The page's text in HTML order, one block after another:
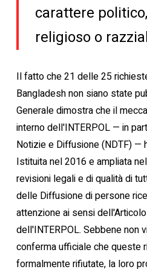
carattere
religioso o
Il fatto che 21 delle 25
Bangladesh non siano state
Generale dimostra che il
interno dell'INTERPOL — in
Notizie e Diffusione (NDTF) —
Istituita nel 2016 e ampliata
revisioni legali e di qualità di
delle Diffusione di persone
attenzione ai sensi
dell'INTERPOL. Sebbene non
conferma ufficiale che queste
formalmente rifiutate, la loro